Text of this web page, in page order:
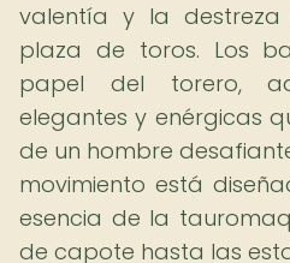
valentía y la
plaza de toros. Los
papel del torero,
elegantes y enérgicas
de un hombre
movimiento está
esencia de la
de capote hasta las